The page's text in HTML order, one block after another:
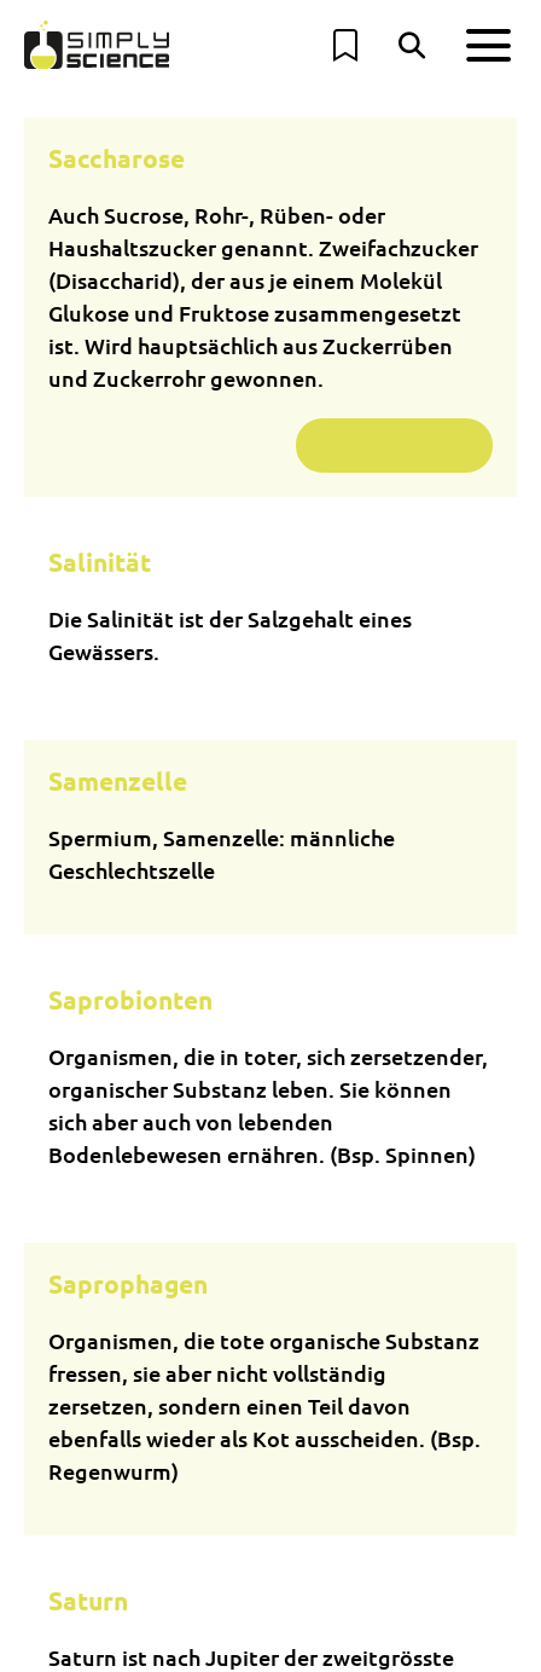
Saccharose
Auch Sucrose, Rohr-, Rüben- oder
Haushaltszucker genannt. Zweifachzucker
(Disaccharid), der aus je einem Molekül
Glukose und Fruktose zusammengesetzt
ist. Wird hauptsächlich aus Zuckerrüben
und Zuckerrohr gewonnen.
Salinität
Die Salinität ist der Salzgehalt eines
Gewässers.
Samenzelle
Spermium, Samenzelle: männliche
Geschlechtszelle
Saprobionten
Organismen, die in toter, sich zersetzender,
organischer Substanz leben. Sie können
sich aber auch von lebenden
Bodenlebewesen ernähren. (Bsp. Spinnen)
Saprophagen
Organismen, die tote organische Substanz
fressen, sie aber nicht vollständig
zersetzen, sondern einen Teil davon
ebenfalls wieder als Kot ausscheiden. (Bsp.
Regenwurm)
Saturn
Saturn ist nach Jupiter der zweitgrösste